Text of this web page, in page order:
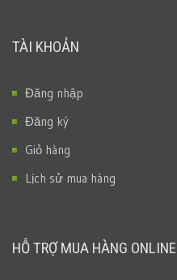
TÀI KHOẢN
Đăng nhập
Đăng ký
Giỏ hàng
Lịch sử mua hàng
HỖ TRỢ MUA HÀNG ONLINE